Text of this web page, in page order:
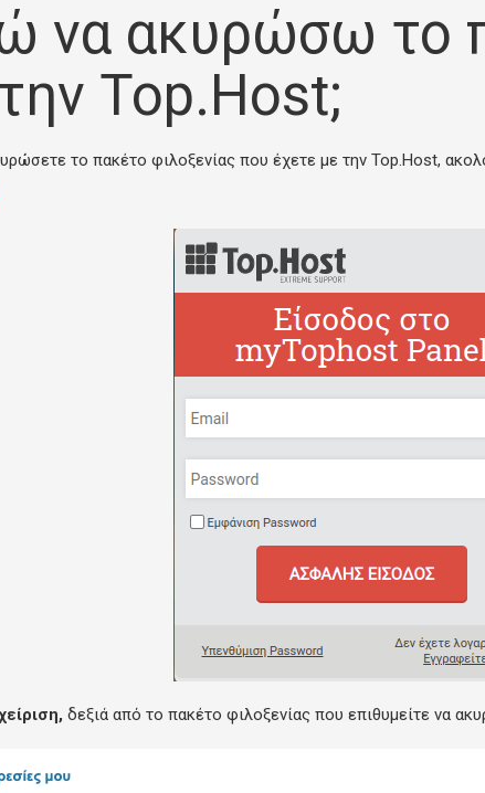
να ακυρώσω το
Top.Host;
το πακέτο φιλοξενίας που έχετε με την Top.Host,
δεξιά από το πακέτο φιλοξενίας που επιθυμείτε να